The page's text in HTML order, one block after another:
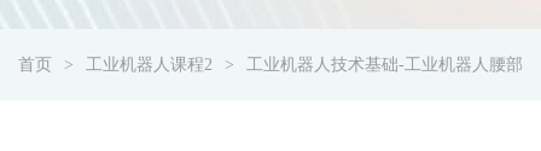
首页 工业机器人课程2 工业机器人技术基础-工业机器人腰部